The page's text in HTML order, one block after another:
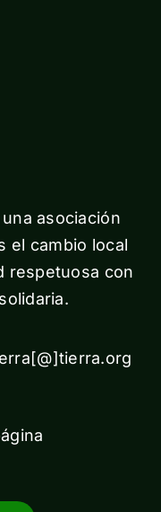
asociación
el cambio local
respetuosa con